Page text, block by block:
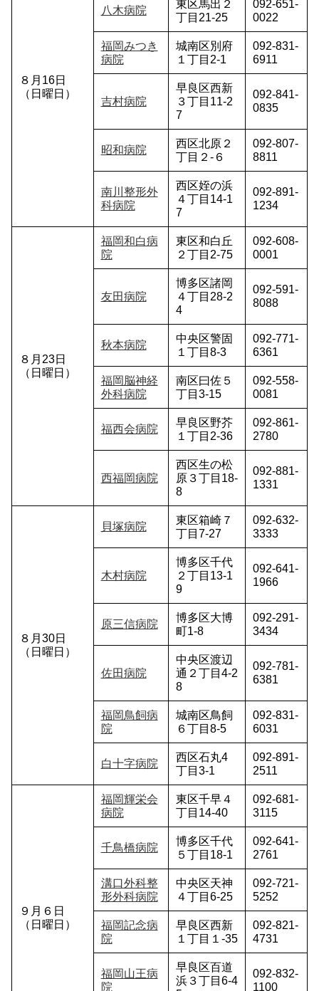
８月16日
（日曜日）
八木病院
東区馬出２
丁目21-25
092-651-
0022
福岡みつき
病院
城南区別府
１丁目2-1
092-831-
6911
吉村病院
早良区西新
３丁目11-2
7
092-841-
0835
昭和病院
西区北原２
丁目２-６
092-807-
8811
南川整形外
科病院
西区姪の浜
４丁目14-1
7
092-891-
1234
８月23日
（日曜日）
福岡和白病
院
東区和白丘
２丁目2-75
092-608-
0001
友田病院
博多区諸岡
４丁目28-2
4
092-591-
8088
秋本病院
中央区警固
１丁目8-3
092-771-
6361
福岡脳神経
外科病院
南区曰佐５
丁目3-15
092-558-
0081
福西会病院
早良区野芥
１丁目2-36
092-861-
2780
西福岡病院
西区生の松
原３丁目18-
8
092-881-
1331
８月30日
（日曜日）
貝塚病院
東区箱崎７
丁目7-27
092-632-
3333
木村病院
博多区千代
２丁目13-1
9
092-641-
1966
原三信病院
博多区大博
町1-8
092-291-
3434
佐田病院
中央区渡辺
通２丁目4-2
8
092-781-
6381
福岡鳥飼病
院
城南区鳥飼
６丁目8-5
092-831-
6031
白十字病院
西区石丸4
丁目3-1
092-891-
2511
９月６日
（日曜日）
福岡輝栄会
病院
東区千早４
丁目14-40
092-681-
3115
千鳥橋病院
博多区千代
５丁目18-1
092-641-
2761
溝口外科整
形外科病院
中央区天神
４丁目6-25
092-721-
5252
福岡記念病
院
早良区西新
１丁目１-35
092-821-
4731
福岡山王病
院
早良区百道
浜３丁目6-4
092-832-
1100